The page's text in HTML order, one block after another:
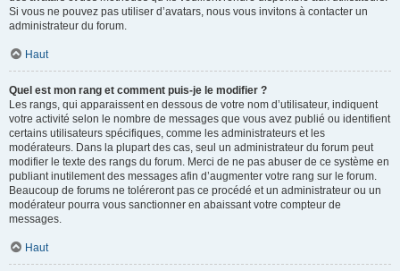
Si vous ne pouvez pas utiliser d’avatars, nous vous invitons à contacter un
administrateur du forum.
Haut
Quel est mon rang et comment puis-je le modifier ?
Les rangs, qui apparaissent en dessous de votre nom d’utilisateur, indiquent
votre activité selon le nombre de messages que vous avez publié ou identifient
certains utilisateurs spécifiques, comme les administrateurs et les
modérateurs. Dans la plupart des cas, seul un administrateur du forum peut
modifier le texte des rangs du forum. Merci de ne pas abuser de ce système en
publiant inutilement des messages afin d’augmenter votre rang sur le forum.
Beaucoup de forums ne toléreront pas ce procédé et un administrateur ou un
modérateur pourra vous sanctionner en abaissant votre compteur de
messages.
Haut